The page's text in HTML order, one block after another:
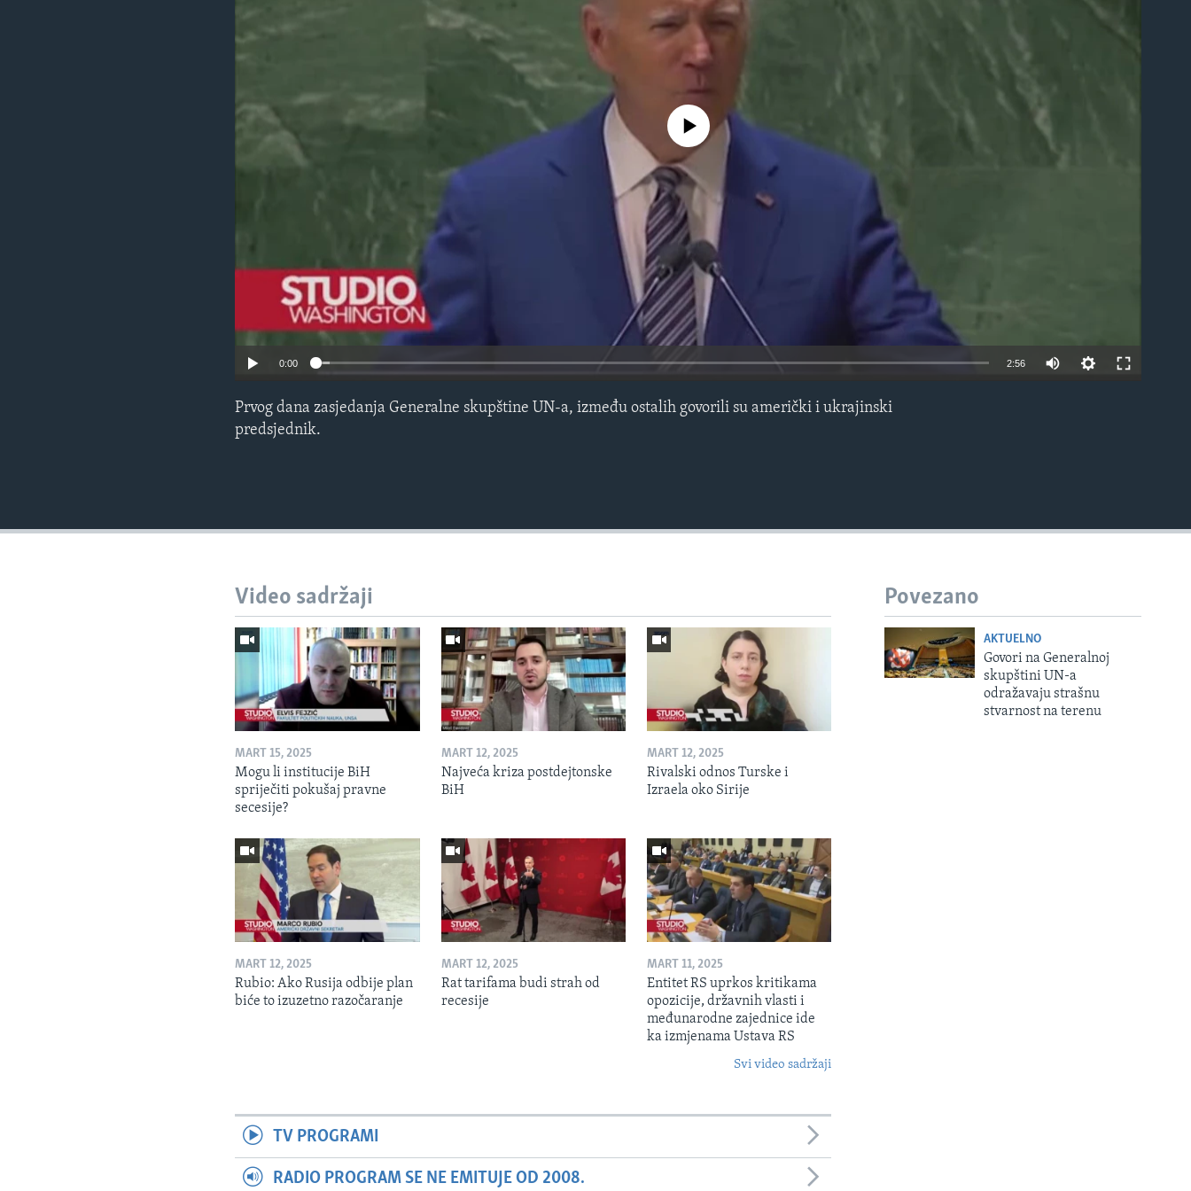
No media source currently available
0:00 2:56
Prvog dana zasjedanja Generalne skupštine UN-a, između ostalih govorili su američki i ukrajinski
predsjednik.
Povezano
AKTUELNO
Govori na Generalnoj
skupštini UN-a
odražavaju strašnu
stvarnost na terenu
Video sadržaji
MART 15, 2025
Mogu li institucije BiH
spriječiti pokušaj pravne
secesije?
MART 12, 2025
Najveća kriza postdejtonske
BiH
MART 12, 2025
Rivalski odnos Turske i
Izraela oko Sirije
MART 12, 2025
Rubio: Ako Rusija odbije plan
biće to izuzetno razočaranje
MART 12, 2025
Rat tarifama budi strah od
recesije
MART 11, 2025
Entitet RS uprkos kritikama
opozicije, državnih vlasti i
međunarodne zajednice ide
ka izmjenama Ustava RS
Svi video sadržaji
TV PROGRAMI
RADIO PROGRAM SE NE EMITUJE OD 2008.